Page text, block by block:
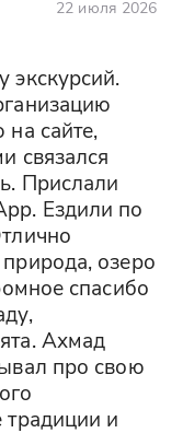
22 июля 2026
экскурсий.
сайте,
связался
Прислали
Ездили по
озеро
спасибо
Ахмад
про свою
традиции и